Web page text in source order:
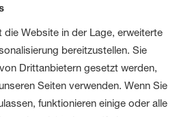
Website in der Lage, erweiterte
bereitzustellen. Sie
Drittanbietern gesetzt werden,
Seiten verwenden. Wenn Sie
funktionieren einige oder alle